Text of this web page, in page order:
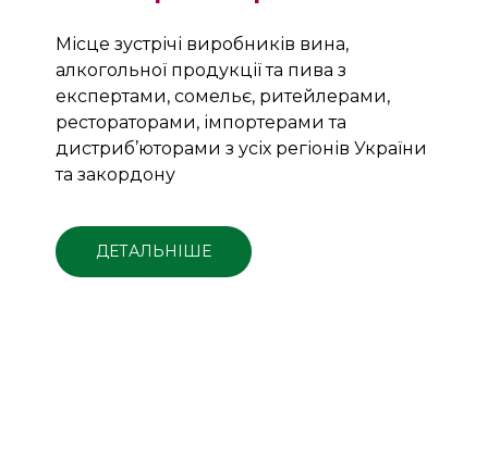
Місце зустрічі виробників вина,
алкогольної продукції та пива з
експертами, сомельє, ритейлерами,
рестораторами, імпортерами та
дистриб’юторами з усіх регіонів України
та закордону
ДЕТАЛЬНІШЕ